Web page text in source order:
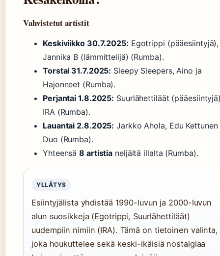
Vahvistetut artistit
Keskiviikko 30.7.2025: Egotrippi (pääesiintyjä),
Jannika B (lämmittelijä) (Rumba).
Torstai 31.7.2025: Sleepy Sleepers, Aino ja
Hajonneet (Rumba).
Perjantai 1.8.2025: Suurlähettiläät
IRA (Rumba).
Lauantai 2.8.2025: Jarkko Ahola, Edu Kettunen
Duo (Rumba).
Yhteensä8 artistia neljältä illalta (Rumba).
YLLÄTYS
Esiintyjälista yhdistää 1990-luvun ja 2000-luvun
alun suosikkeja (Egotrippi, Suurlähettiläät)
uudempiin nimiin (IRA). Tämä on tietoinen valinta,
joka houkuttelee sekä keski-ikäisiä nostalgiaa